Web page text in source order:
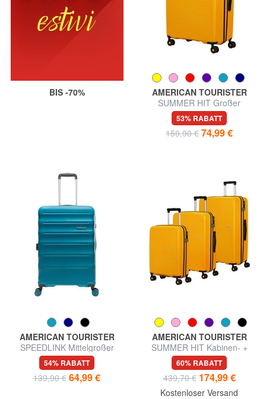
BIS -70%
AMERICAN TOURISTER
SUMMER HIT Großer
Einkaufswagen
53% RABATT
159,90 € 74,99 €
AMERICAN TOURISTER
SPEEDLINK Mittelgroßer
Trolley
54% RABATT
139,90 € 64,99 €
AMERICAN TOURISTER
SUMMER HIT Kabinen- +
Mittel- + Groß-Trolley-Set
60% RABATT
439,70 € 174,99 €
Kostenloser Versand